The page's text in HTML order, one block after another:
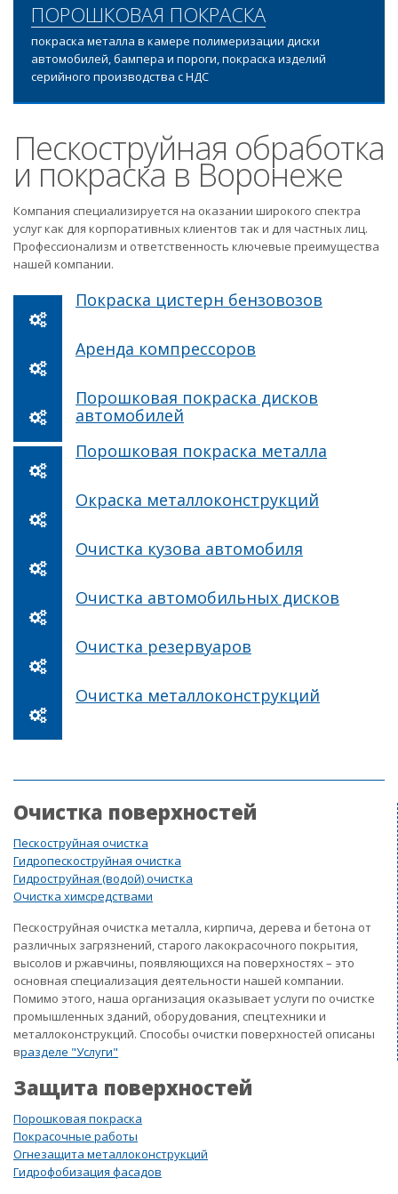
ПОРОШКОВАЯ ПОКРАСКА
покраска металла в камере полимеризации диски
автомобилей, бампера и пороги, покраска изделий
серийного производства с НДС
Пескоструйная обработка
и покраска в Воронеже
Компания специализируется на оказании широкого спектра
услуг как для корпоративных клиентов так и для частных лиц.
Профессионализм и ответственность ключевые преимущества
нашей компании.
Покраска цистерн бензовозов
Аренда компрессоров
Порошковая покраска дисков
автомобилей
Порошковая покраска металла
Окраска металлоконструкций
Очистка кузова автомобиля
Очистка автомобильных дисков
Очистка резервуаров
Очистка металлоконструкций
Очистка поверхностей
Пескоструйная очистка
Гидропескоструйная очистка
Гидроструйная (водой) очистка
Очистка химсредствами
Пескоструйная очистка металла, кирпича, дерева и бетона от
различных загрязнений, старого лакокрасочного покрытия,
высолов и ржавчины, появляющихся на поверхностях – это
основная специализация деятельности нашей компании.
Помимо этого, наша организация оказывает услуги по очистке
промышленных зданий, оборудования, спецтехники и
металлоконструкций. Способы очистки поверхностей описаны
вразделе "Услуги"
Защита поверхностей
Порошковая покраска
Покрасочные работы
Огнезащита металлоконструкций
Гидрофобизация фасадов